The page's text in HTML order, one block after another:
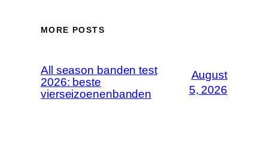
MORE POSTS
All season banden test
2026: beste
vierseizoenenbanden
August
5, 2026